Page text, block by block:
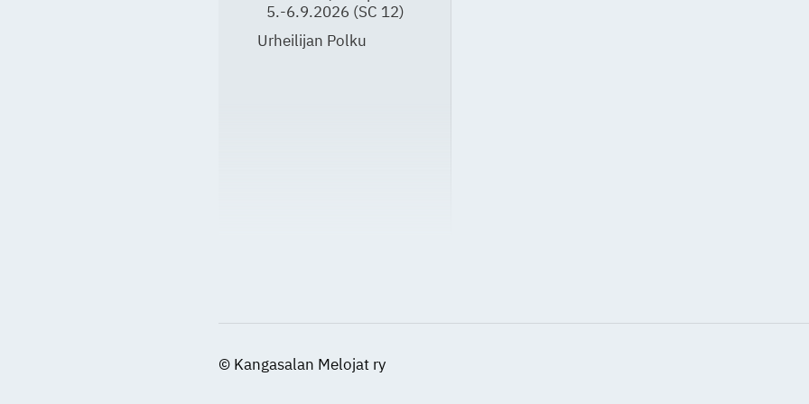
5.-6.9.2026 (SC 12)
Urheilijan Polku
© Kangasalan Melojat ry